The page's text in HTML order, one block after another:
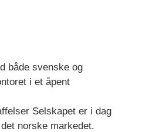
både svenske og
i et åpent
Selskapet er i dag
norske markedet.